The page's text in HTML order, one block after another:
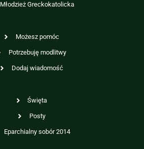
Młodzież Greckokatolicka
Możesz pomóc
Potrzebuję modlitwy
Dodaj wiadomość
Święta
Posty
Eparchialny sobór 2014